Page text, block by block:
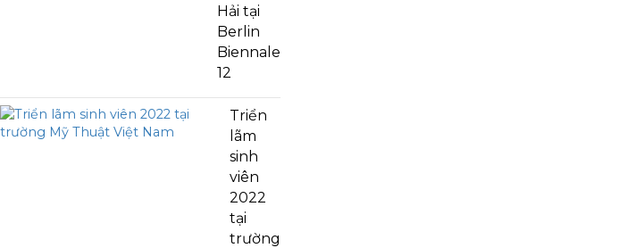
Hải tại
Berlin
Biennale
12
Triển
lãm
sinh
viên
2022
tại
trường